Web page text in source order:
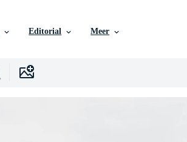
Editorial Meer